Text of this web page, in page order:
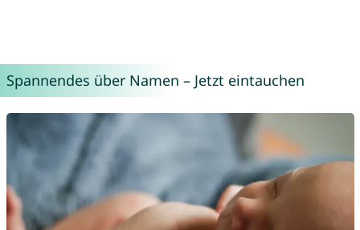
Spannendes über Namen – Jetzt eintauchen